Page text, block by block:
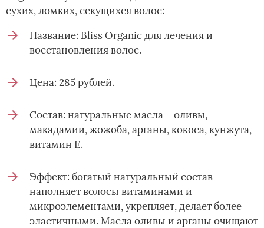
сухих, ломких, секущихся волос:
Название: Bliss Organic для лечения и
восстановления волос.
Цена: 285 рублей.
Состав: натуральные масла – оливы,
макадамии, жожоба, арганы, кокоса, кунжута,
витамин Е.
Эффект: богатый натуральный состав
наполняет волосы витаминами и
микроэлементами, укрепляет, делает более
эластичными. Масла оливы и арганы очищают